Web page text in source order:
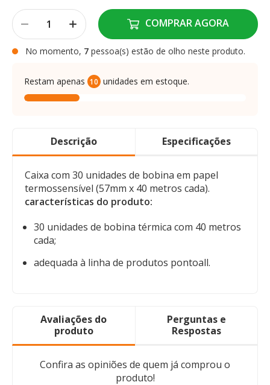
COMPRAR AGORA
No momento, 7 pessoa(s) estão de olho neste produto.
Restam apenas 10 unidades em estoque.
Descrição Especificações
Caixa com 30 unidades de bobina em papel
termossensível (57mm x 40 metros cada).
características do produto:
30 unidades de bobina térmica com 40 metros
cada;
adequada à linha de produtos pontoall.
Avaliações do
produto
Perguntas e
Respostas
Confira as opiniões de quem já comprou o
produto!